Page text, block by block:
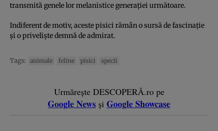
transmită genele lor melanistice generației următoare.
Indiferent de motiv, aceste pisici rămân o sursă de fascinație
și o priveliște demnă de admirat.
Tags: animale feline pisici specii
Urmărește DESCOPERĂ.ro pe
Google News și Google Showcase